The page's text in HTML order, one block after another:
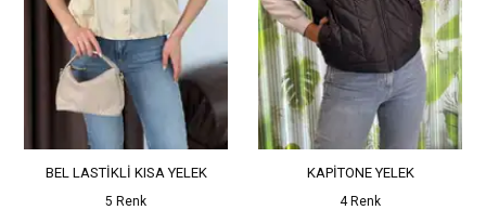
BEL LASTİKLİ KISA YELEK
5 Renk
KAPİTONE YELEK
4 Renk